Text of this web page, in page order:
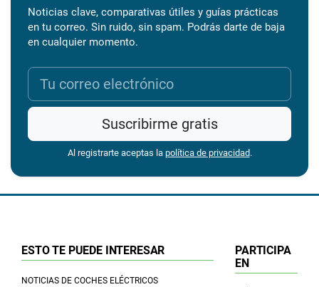
Noticias clave, comparativas útiles y guías prácticas
en tu correo. Sin ruido, sin spam. Podrás darte de baja
en cualquier momento.
Suscribirme gratis
Al registrarte aceptas la política de privacidad.
ESTO TE PUEDE INTERESAR
NOTICIAS DE COCHES ELÉCTRICOS
PARTICIPA
EN